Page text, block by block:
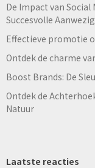
De Impact van
Succesvolle
Effectieve promotie
Ontdek de charme
Boost Brands: De
Ontdek de
Natuur
Laatste reacties